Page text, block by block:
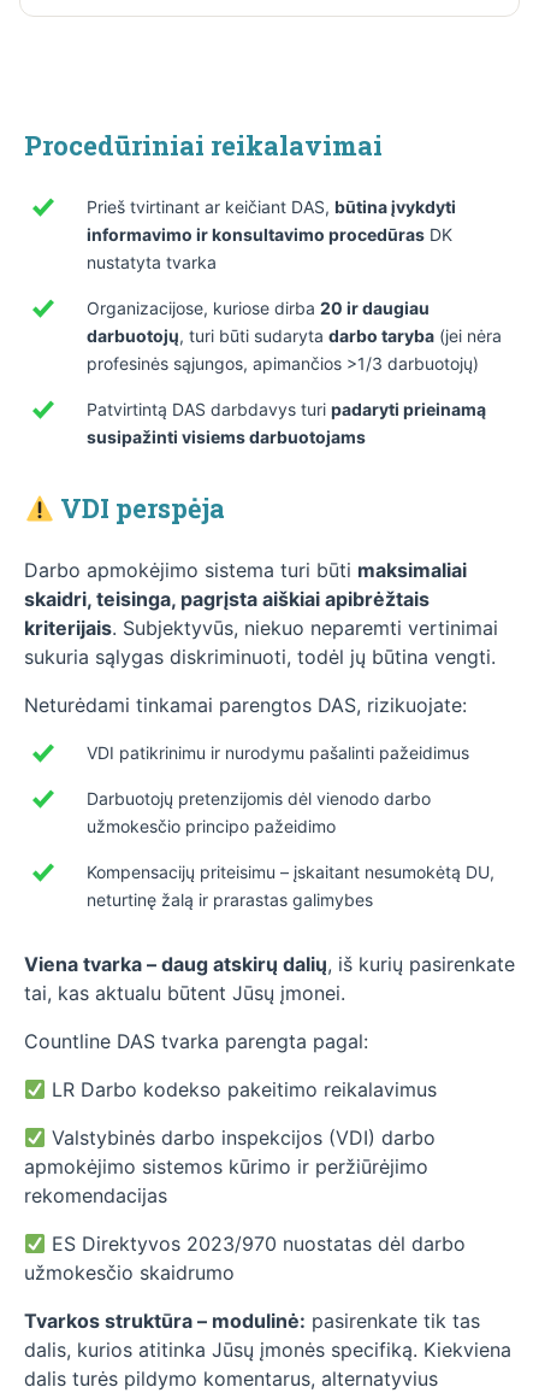
Procedūriniai reikalavimai
Prieš tvirtinant ar keičiant DAS, būtina įvykdyti
informavimo ir konsultavimo procedūras DK
nustatyta tvarka
Organizacijose, kuriose dirba 20 ir daugiau
darbuotojų, turi būti sudaryta darbo taryba (jei nėra
profesinės sąjungos, apimančios >1/3 darbuotojų)
Patvirtintą DAS darbdavys turi padaryti prieinamą
susipažinti visiems darbuotojams
VDI perspėja
Darbo apmokėjimo sistema turi būti maksimaliai
skaidri, teisinga, pagrįsta aiškiai apibrėžtais
kriterijais. Subjektyvūs, niekuo neparemti vertinimai
sukuria sąlygas diskriminuoti, todėl jų būtina vengti.
Neturėdami tinkamai parengtos DAS, rizikuojate:
VDI patikrinimu ir nurodymu pašalinti pažeidimus
Darbuotojų pretenzijomis dėl vienodo darbo
užmokesčio principo pažeidimo
Kompensacijų priteisimu – įskaitant nesumokėtą DU,
neturtinę žalą ir prarastas galimybes
Viena tvarka – daug atskirų dalių, iš kurių pasirenkate
tai, kas aktualu būtent Jūsų įmonei.
Countline DAS tvarka parengta pagal:
LR Darbo kodekso pakeitimo reikalavimus
Valstybinės darbo inspekcijos (VDI) darbo
apmokėjimo sistemos kūrimo ir peržiūrėjimo
rekomendacijas
ES Direktyvos 2023/970 nuostatas dėl darbo
užmokesčio skaidrumo
Tvarkos struktūra – modulinė: pasirenkate tik tas
dalis, kurios atitinka Jūsų įmonės specifiką. Kiekviena
dalis turės pildymo komentarus, alternatyvius